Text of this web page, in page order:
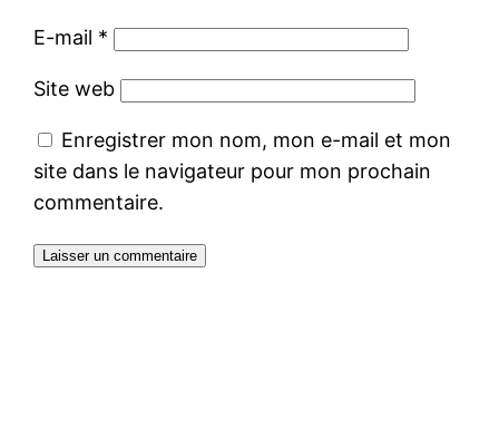
E-mail *
Site web
Enregistrer mon nom, mon e-mail et mon
site dans le navigateur pour mon prochain
commentaire.